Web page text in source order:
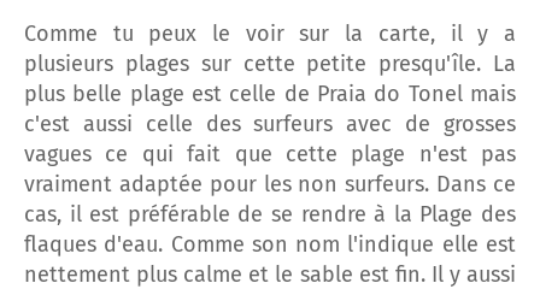
Comme tu peux le voir sur la carte, il y a
plusieurs plages sur cette petite presqu'île. La
plus belle plage est celle de Praia do Tonel mais
c'est aussi celle des surfeurs avec de grosses
vagues ce qui fait que cette plage n'est pas
vraiment adaptée pour les non surfeurs. Dans ce
cas, il est préférable de se rendre à la Plage des
flaques d'eau. Comme son nom l'indique elle est
nettement plus calme et le sable est fin. Il y aussi